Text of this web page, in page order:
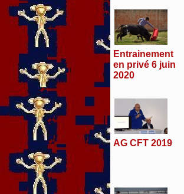
Entrainement
en privé 6 juin
2020
AG CFT 2019